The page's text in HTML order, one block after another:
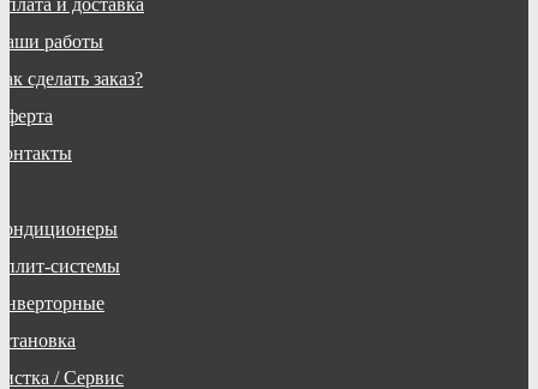
работы
сделать заказ?
системы
/ Сервис